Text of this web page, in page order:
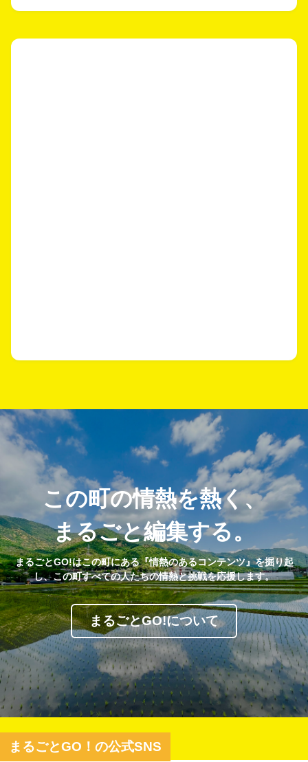
この町の情熱を熱く、
まるごと編集する。
まるごとGO!はこの町にある『情熱のあるコンテンツ』を掘り起
し、この町すべての人たちの情熱と挑戦を応援します。
まるごとGO!について
まるごとGO！の公式SNS